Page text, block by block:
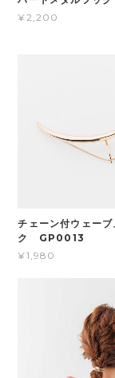
¥2,200
チェーン付ウェーブ
ク GP0013
¥1,980